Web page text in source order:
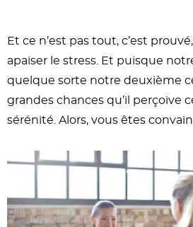
Et ce n’est pas tout, c’est
apaiser le stress. Et puisque
quelque sorte notre deuxième
grandes chances qu’il perçoive
sérénité. Alors, vous êtes